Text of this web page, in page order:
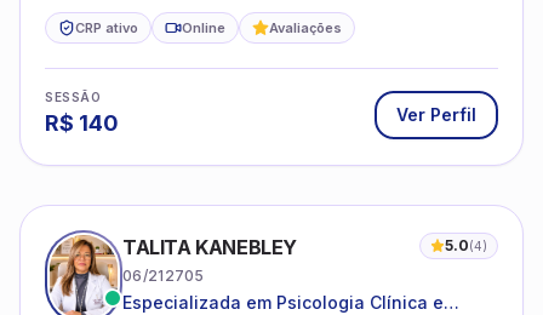
CRP ativo Online Avaliações
SESSÃO
R$ 140 Ver Perfil
TALITA KANEBLEY 5.0(4)
06/212705
Especializada em Psicologia Clínica e